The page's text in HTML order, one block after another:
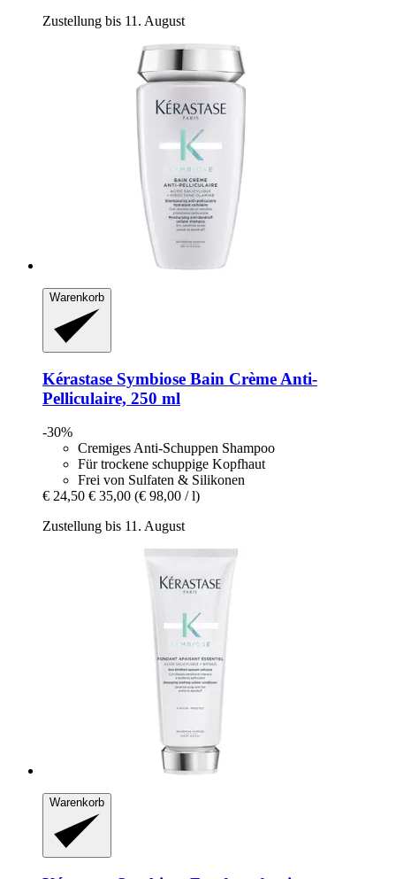
Zustellung bis 11. August
Warenkorb
Kérastase Symbiose Bain Crème Anti-​
Pelliculaire, 250 ml
-30%
Cremiges Anti-Schuppen Shampoo
Für trockene schuppige Kopfhaut
Frei von Sulfaten & Silikonen
€ 24,50 € 35,00 (€ 98,00 / l)
Zustellung bis 11. August
Warenkorb